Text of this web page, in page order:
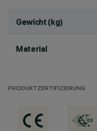
Gewicht (kg)
Material
PRODUKTZERTIFIZIERUNG